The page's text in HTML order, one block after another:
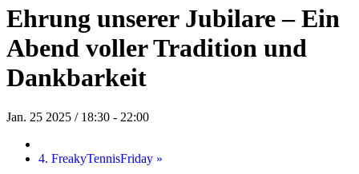
Ehrung unserer Jubilare – Ein
Abend voller Tradition und
Dankbarkeit
Jan. 25 2025 / 18:30 - 22:00
4. FreakyTennisFriday »